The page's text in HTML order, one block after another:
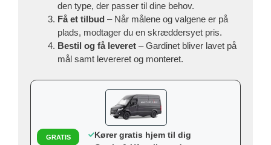
den type, der passer til dine behov.
Få et tilbud – Når målene og valgene er på
plads, modtager du en skræddersyet pris.
Bestil og få leveret – Gardinet bliver lavet på
mål samt levereret og monteret.
GRATIS
Kører gratis hjem til dig